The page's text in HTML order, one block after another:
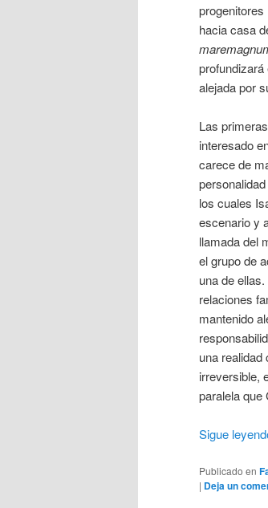
progenitores
hacia casa
alejada por
Las
interesado
carece de
los cuales
escenario y
llamada del
el grupo de
una de
relaciones
mantenido
una
irreversible,
paralela que
Sigue
Publicado en
| Deja un